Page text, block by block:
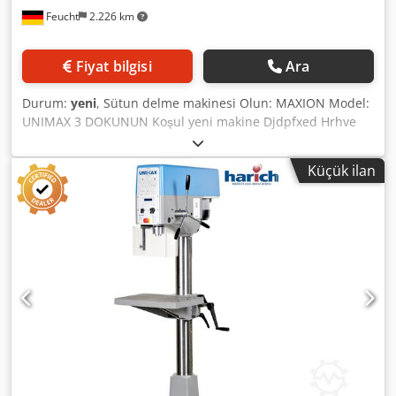
Feucht 2.226 km
Fiyat bilgisi Ara
Durum: yeni, Sütun delme makinesi Olun: MAXION Model:
UNIMAX 3 DOKUNUN Koşul yeni makine Djdpfxed Hrhve
Aptekr Dönüş hızı (sürekli): Alan A-80-1.440 RPM. Alan B
180-3,200 RPM. Standart ALB kulak performans: 30 mm
Standart olarak donatılmıştır: -sonsuz değişken hız
kontrolü -Speed için dijital ekran -Delme derinliği için
dijital ekran -İplik kesme cihazı -Işık makine -otomatik araç
Küçük ilan